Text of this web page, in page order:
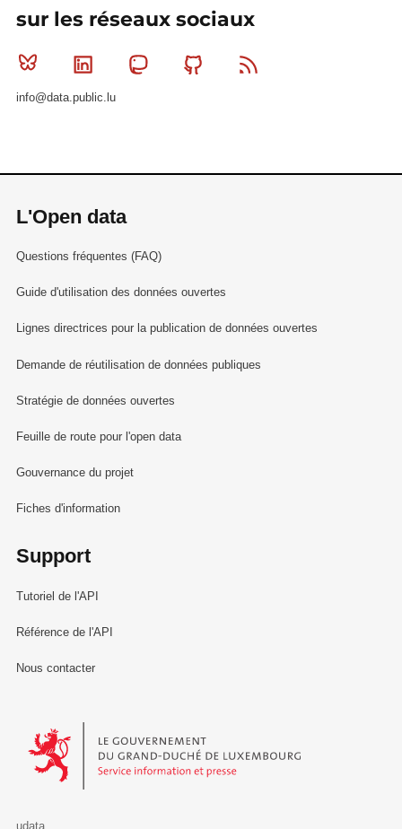
sur les réseaux sociaux
Bluesky Linkedin MastodonGithub
info@data.public.lu
L'Open data
Questions fréquentes (FAQ)
Guide d'utilisation des données ouvertes
Lignes directrices pour la publication de données ouvertes
Demande de réutilisation de données publiques
Stratégie de données ouvertes
Feuille de route pour l'open data
Gouvernance du projet
Fiches d'information
Support
Tutoriel de l'API
Référence de l'API
Nous contacter
Le Gouvernement du Grand-Duché de Luxembourg - Service
udata